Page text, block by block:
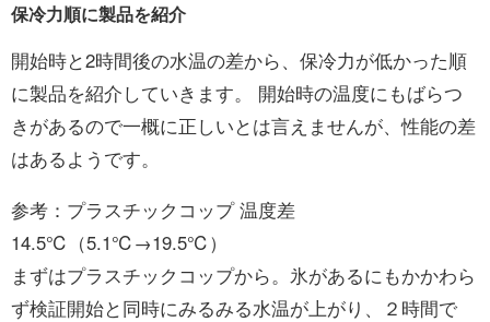
保冷力順に製品を紹介
開始時と2時間後の水温の差から、保冷力が低かった順
に製品を紹介していきます。 開始時の温度にもばらつ
きがあるので一概に正しいとは言えませんが、性能の差
はあるようです。
参考：プラスチックコップ 温度差
14.5℃（5.1℃→19.5℃）
まずはプラスチックコップから。氷があるにもかかわら
ず検証開始と同時にみるみる水温が上がり、２時間で